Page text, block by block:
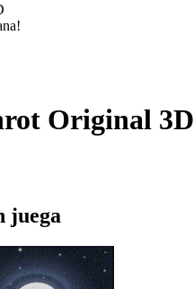
Original 3D
juega